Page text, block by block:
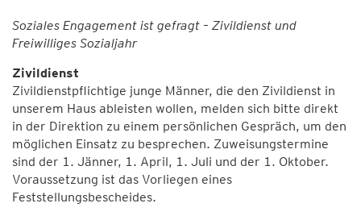
Soziales Engagement ist gefragt – Zivildienst und
Freiwilliges Sozialjahr
Zivildienst
Zivildienstpflichtige junge Männer, die den Zivildienst in
unserem Haus ableisten wollen, melden sich bitte direkt
in der Direktion zu einem persönlichen Gespräch, um den
möglichen Einsatz zu besprechen. Zuweisungstermine
sind der 1. Jänner, 1. April, 1. Juli und der 1. Oktober.
Voraussetzung ist das Vorliegen eines
Feststellungsbescheides.